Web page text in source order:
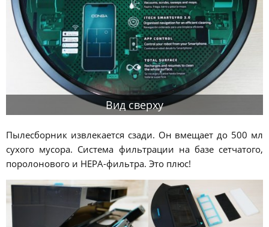
Вид сверху
Пылесборник извлекается сзади. Он вмещает до 500 мл
сухого мусора. Система фильтрации на базе сетчатого,
поролонового и HEPA-фильтра. Это плюс!